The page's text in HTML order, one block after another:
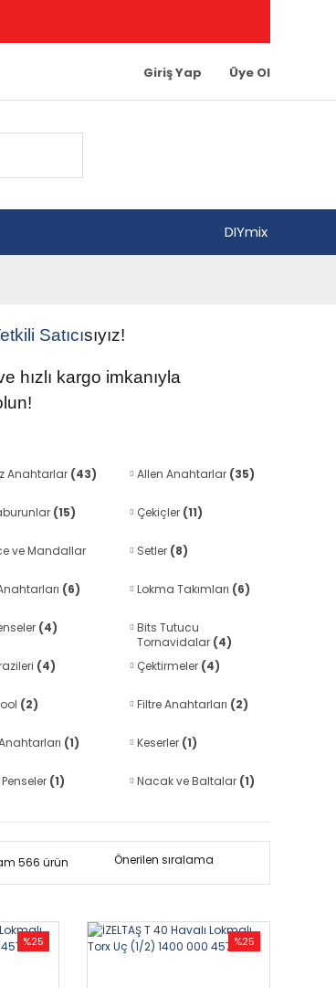
Giriş Yap Üye Ol
DIYmix
Satıcısıyız!
hızlı kargo imkanıyla
!
Anahtarlar (43) Allen Anahtarlar (35)
(15) Çekiçler (11)
ve Mandallar
Setler (8)
(6) Lokma Takımları (6)
(4)
Bits Tutucu
Tornavidalar (4)
(4) Çektirmeler (4)
(2) Filtre Anahtarları (2)
(1) Keserler (1)
(1) Nacak ve Baltalar (1)
566 ürün
%25 %25